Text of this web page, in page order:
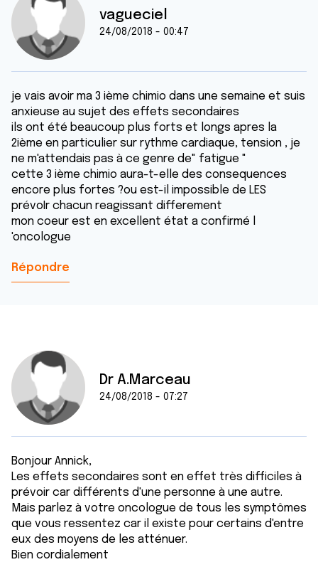
vagueciel
24/08/2018 - 00:47
je vais avoir ma 3 ième chimio dans une semaine et suis
anxieuse au sujet des effets secondaires
ils ont été beaucoup plus forts et longs apres la
2ième en particulier sur rythme cardiaque, tension , je
ne m'attendais pas à ce genre de" fatigue "
cette 3 ième chimio aura-t-elle des consequences
encore plus fortes ?ou est-il impossible de LES
prévoIr chacun reagissant differement
mon coeur est en excellent état a confirmé l
'oncologue
Répondre
Dr A.Marceau
24/08/2018 - 07:27
Bonjour Annick,
Les effets secondaires sont en effet très difficiles à
prévoir car différents d'une personne à une autre.
Mais parlez à votre oncologue de tous les symptômes
que vous ressentez car il existe pour certains d'entre
eux des moyens de les atténuer.
Bien cordialement